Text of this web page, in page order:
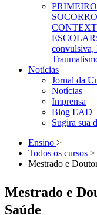
convulsiva,
Notícias
Jornal da
Notícias
Imprensa
Blog EAD
Sugira sua
Ensino >
Todos os cursos >
Mestrado e
Mestrado e
Saúde